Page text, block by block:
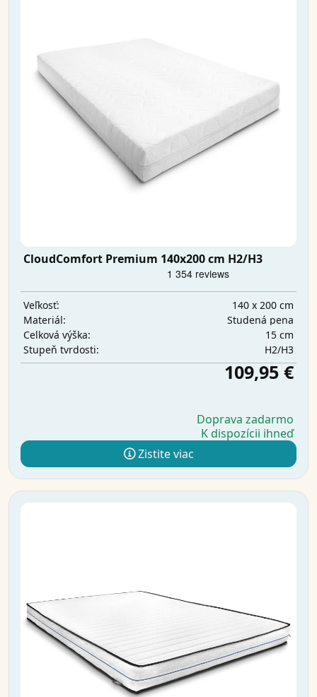
CloudComfort Premium 140x200 cm H2/H3
Veľkosť:
140 x 200 cm
Materiál:
Studená pena
Celková výška:
15 cm
Stupeň tvrdosti:
H2/H3
109,95 €
Doprava zadarmo
K dispozícii ihneď
Zistite viac